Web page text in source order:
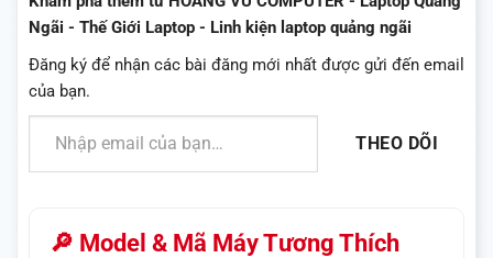
Ngãi - Thế Giới Laptop - Linh kiện laptop quảng ngãi
Đăng ký để nhận các bài đăng mới nhất được gửi đến email
của bạn.
Nhập email của bạn…
THEO DÕI
🔎 Model & Mã Máy Tương Thích